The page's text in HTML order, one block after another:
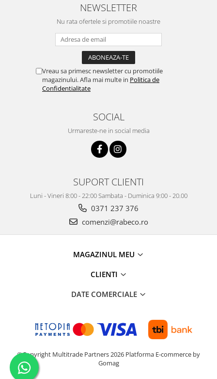
NEWSLETTER
Nu rata ofertele si promotiile noastre
Vreau sa primesc newsletter cu promotiile
magazinului. Afla mai multe in Politica de
Confidentialitate
SOCIAL
Urmareste-ne in social media
SUPORT CLIENTI
Luni - Vineri 8:00 - 22:00 Sambata - Duminica 9:00 - 20.00
0371 237 376
comenzi@rabeco.ro
MAGAZINUL MEU
CLIENTI
DATE COMERCIALE
©Copyright Multitrade Partners 2026 Platforma E-commerce by
Gomag